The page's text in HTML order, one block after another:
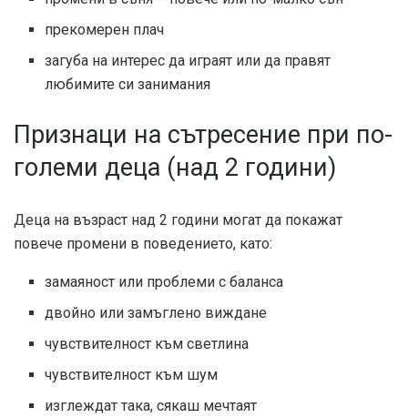
прекомерен плач
загуба на интерес да играят или да правят
любимите си занимания
Признаци на сътресение при по-
големи деца (над 2 години)
Деца на възраст над 2 години могат да покажат
повече промени в поведението, като:
замаяност или проблеми с баланса
двойно или замъглено виждане
чувствителност към светлина
чувствителност към шум
изглеждат така, сякаш мечтаят